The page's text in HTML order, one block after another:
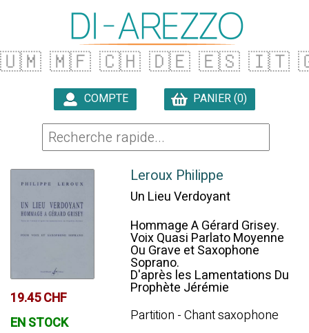
🇺🇲 🇲🇫 🇨🇭 🇩🇪 🇪🇸 🇮🇹
COMPTE PANIER (0)
19.45 CHF
EN STOCK
Leroux Philippe
Un Lieu Verdoyant
Hommage A Gérard Grisey.
Voix Quasi Parlato Moyenne
Ou Grave et Saxophone
Soprano.
D'après les Lamentations Du
Prophète Jérémie
Partition - Chant saxophone